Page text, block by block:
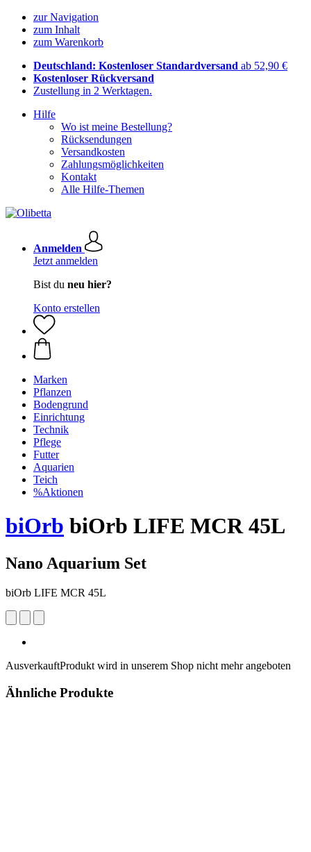
zur Navigation
zum Inhalt
zum Warenkorb
Deutschland: Kostenloser Standardversand ab 52,90 €
Kostenloser Rückversand
Zustellung in 2 Werktagen.
Hilfe
Wo ist meine Bestellung?
Rücksendungen
Versandkosten
Zahlungsmöglichkeiten
Kontakt
Alle Hilfe-Themen
Anmelden
Jetzt anmelden
Bist du neu hier?
Konto erstellen
Marken
Pflanzen
Bodengrund
Einrichtung
Technik
Pflege
Futter
Aquarien
Teich
%Aktionen
biOrb biOrb LIFE MCR 45L
Nano Aquarium Set
biOrb LIFE MCR 45L
AusverkauftProdukt wird in unserem Shop nicht mehr angeboten
Ähnliche Produkte